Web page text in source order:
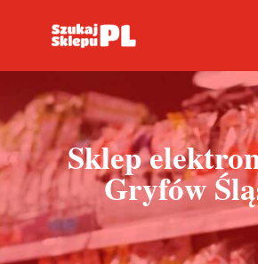
Sklep
Gryfów